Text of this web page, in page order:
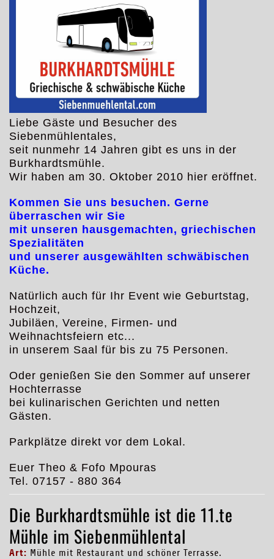
Liebe Gäste und Besucher des
Siebenmühlentales,
seit nunmehr 14 Jahren gibt es uns in der
Burkhardtsmühle.
Wir haben am 30. Oktober 2010 hier eröffnet.
Kommen Sie uns besuchen. Gerne
überraschen wir Sie
mit unseren hausgemachten, griechischen
Spezialitäten
und unserer ausgewählten schwäbischen
Küche.
Natürlich auch für Ihr Event wie Geburtstag,
Hochzeit,
Jubiläen, Vereine, Firmen- und
Weihnachtsfeiern etc...
in unserem Saal für bis zu 75 Personen.
Oder genießen Sie den Sommer auf unserer
Hochterrasse
bei kulinarischen Gerichten und netten
Gästen.
Parkplätze direkt vor dem Lokal.
Euer Theo & Fofo Mpouras
Tel. 07157 - 880 364
Die Burkhardtsmühle ist die 11.te
Mühle im Siebenmühlental
Art: Mühle mit Restaurant und schöner Terrasse.